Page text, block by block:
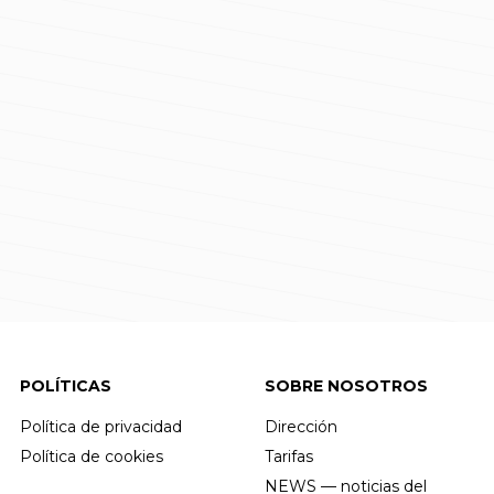
POLÍTICAS
Política de privacidad
Política de cookies
SOBRE NOSOTROS
Dirección
Tarifas
NEWS — noticias del